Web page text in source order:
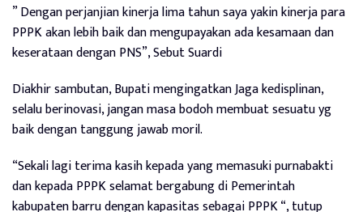
” Dengan perjanjian kinerja lima tahun saya yakin kinerja para
PPPK akan lebih baik dan mengupayakan ada kesamaan dan
keserataan dengan PNS”, Sebut Suardi
Diakhir sambutan, Bupati mengingatkan Jaga kedisplinan,
selalu berinovasi, jangan masa bodoh membuat sesuatu yg
baik dengan tanggung jawab moril.
“Sekali lagi terima kasih kepada yang memasuki purnabakti
dan kepada PPPK selamat bergabung di Pemerintah
kabupaten barru dengan kapasitas sebagai PPPK “, tutup